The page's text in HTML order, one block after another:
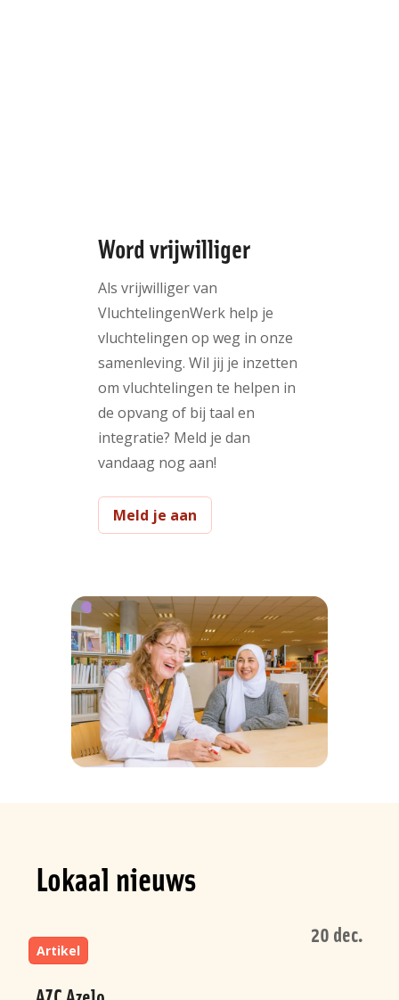
Word vrijwilliger
Als vrijwilliger van
VluchtelingenWerk help je
vluchtelingen op weg in onze
samenleving. Wil jij je inzetten
om vluchtelingen te helpen in
de opvang of bij taal en
integratie? Meld je dan
vandaag nog aan!
Meld je aan
Lokaal nieuws
Artikel
20 dec